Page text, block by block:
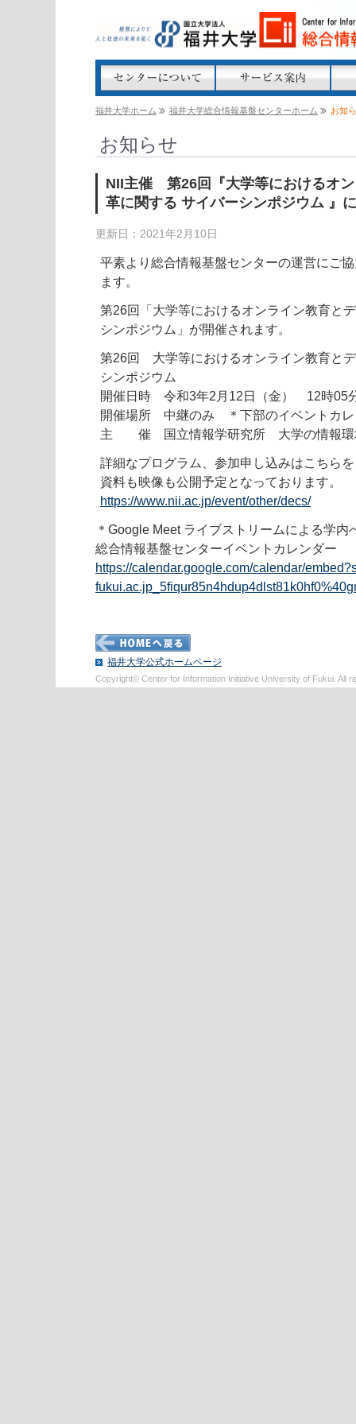
福井大学ホーム 福井大学総合情報基盤センターホーム お知
お知らせ
NII主催 第26回『大学等におけるオ
革に関する サイバーシンポジウム 』
更新日：2021年2月10日
平素より総合情報基盤センターの運営にご
ます。
第26回「大学等におけるオンライン教育と
シンポジウム 」が開催されます。
第26回 大学等におけるオンライン教育と
シンポジウム
開催日時 令和3年2月12日（金） 12時05
開催場所 中継のみ ＊下部のイベントカレ
主 催 国立情報学研究所 大学の情報環
詳細なプログラム、参加申し込みはこちら
資料も映像も公開予定となっております。
https://www.nii.ac.jp/event/other/decs/
＊Google Meet ライブストリームによる学内
総合情報基盤センターイベントカレンダー
https://calendar.google.com/calendar/
福井大学公式ホームページ
Copyright© Center for Information Initiative University of Fukui. All